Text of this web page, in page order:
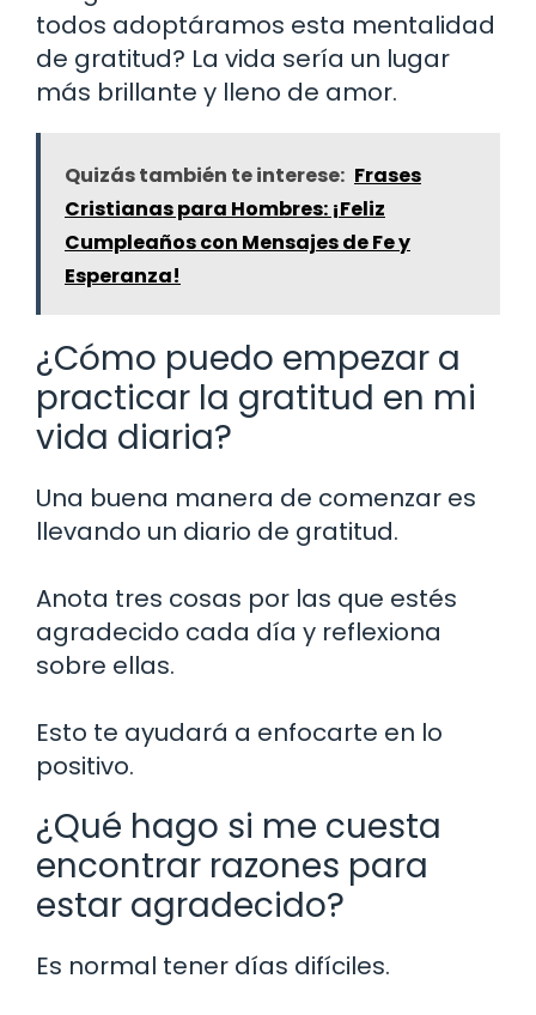
todos adoptáramos esta mentalidad
de gratitud? La vida sería un lugar
más brillante y lleno de amor.
Quizás también te interese: Frases
Cristianas para Hombres: ¡Feliz
Cumpleaños con Mensajes de Fe y
Esperanza!
¿Cómo puedo empezar a
practicar la gratitud en mi
vida diaria?
Una buena manera de comenzar es
llevando un diario de gratitud.
Anota tres cosas por las que estés
agradecido cada día y reflexiona
sobre ellas.
Esto te ayudará a enfocarte en lo
positivo.
¿Qué hago si me cuesta
encontrar razones para
estar agradecido?
Es normal tener días difíciles.